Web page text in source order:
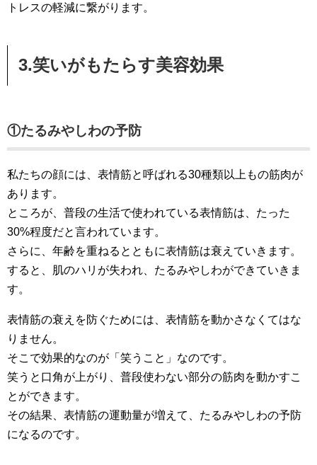
トレスの軽減に繋がります。
3.笑いがもたらす美容効果
①たるみやしわの予防
私たちの顔には、表情筋と呼ばれる30種類以上もの筋肉が
あります。
ところが、普段の生活で使われている表情筋は、たった
30%程度だと言われています。
さらに、年齢を重ねるとともに表情筋は衰えていきます。
すると、肌のハリが失われ、たるみやしわができていきま
す。
表情筋の衰えを防ぐためには、表情筋を動かさなくてはな
りません。
そこで効果的なのが「笑うこと」なのです。
笑うと口角が上がり、普段使わない部分の筋肉を動かすこ
とができます。
その結果、表情筋の運動量が増えて、たるみやしわの予防
になるのです。